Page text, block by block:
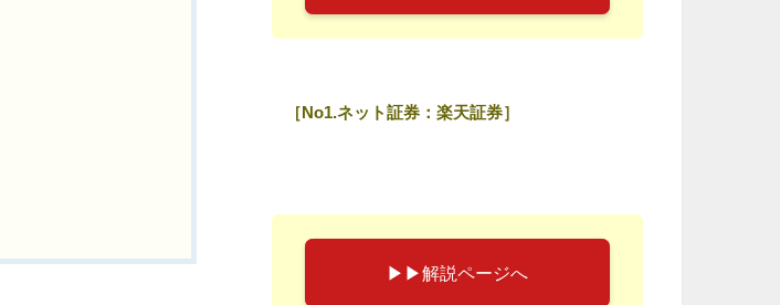
［No1.ネット証券：楽天証券］
▶︎▶︎解説ページへ